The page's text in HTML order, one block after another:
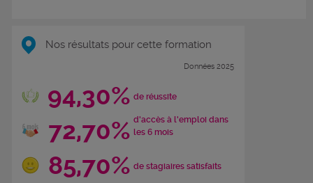
Nos résultats pour cette formation
Données 2025
94,30% de réussite
72,70% d'accès à l'emploi dans
les 6 mois
85,70% de stagiaires satisfaits